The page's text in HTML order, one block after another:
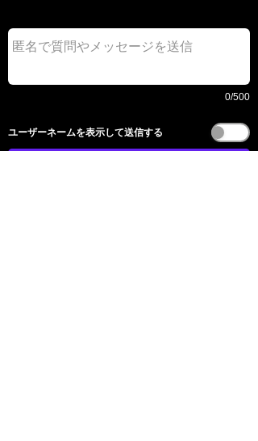
0/500
​ユーザーネームを表示して送信する